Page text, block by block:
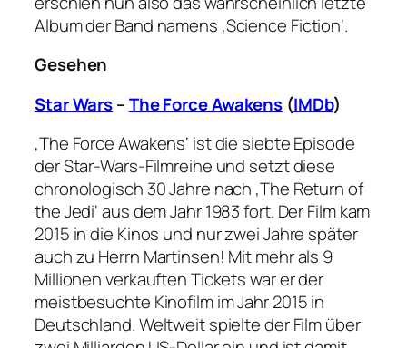
Album der Band namens ‚Science Fiction‘.
Gesehen
Star Wars–The Force Awakens (IMDb)
‚The Force Awakens‘ ist die siebte Episode
der Star-Wars-Filmreihe und setzt diese
chronologisch 30 Jahre nach ‚The Return of
the Jedi‘ aus dem Jahr 1983 fort. Der Film kam
2015 in die Kinos und nur zwei Jahre später
auch zu Herrn Martinsen! Mit mehr als 9
Millionen verkauften Tickets war er der
meistbesuchte Kinofilm im Jahr 2015 in
Deutschland. Weltweit spielte der Film über